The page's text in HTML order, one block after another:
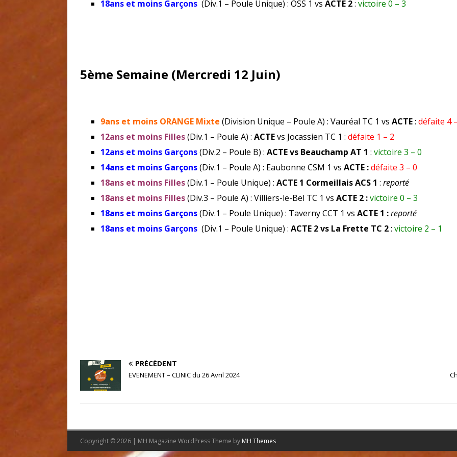
18ans et moins Garçons (Div.1 – Poule Unique) : OSS 1 vs ACTE 2: victoire 0 – 3
5ème Semaine (Mercredi 12 Juin)
9ans et moins ORANGE Mixte (Division Unique – Poule A) : Vauréal TC 1 vs ACTE: défaite 4
12ans et moins Filles(Div.1 – Poule A) : ACTEvs Jocassien TC 1 : défaite 1 – 2
12ans et moins Garçons(Div.2 – Poule B) : ACTE vs Beauchamp AT 1 : victoire 3 – 0
14ans et moins Garçons(Div.1 – Poule A) : Eaubonne CSM 1 vs ACTE :défaite 3 – 0
18ans et moins Filles(Div.1 – Poule Unique) : ACTE 1 Cormeillais ACS 1 : reporté
18ans et moins Filles(Div.3 – Poule A) : Villiers-le-Bel TC 1 vs ACTE 2 :victoire 0 – 3
18ans et moins Garçons(Div.1 – Poule Unique) : Taverny CCT 1 vs ACTE 1 :reporté
18ans et moins Garçons (Div.1 – Poule Unique) : ACTE 2 vs La Frette TC 2: victoire 2 – 1
PRÉCÉDENT
EVENEMENT – CLINIC du 26 Avril 2024
Copyright © 2026 | MH Magazine WordPress Theme by MH Themes